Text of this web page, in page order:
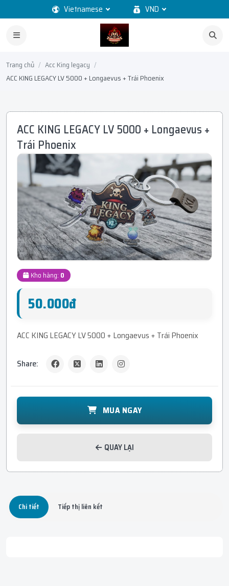
Vietnamese VND
Trang chủ
Acc King legacy
ACC KING LEGACY LV 5000 + Longaevus + Trái Phoenix
ACC KING LEGACY LV 5000 + Longaevus +
Trái Phoenix
Kho hàng: 0
50.000đ
ACC KING LEGACY LV 5000 + Longaevus + Trái Phoenix
Share:
MUA NGAY
QUAY LẠI
Chi tiết Tiếp thị liên kết